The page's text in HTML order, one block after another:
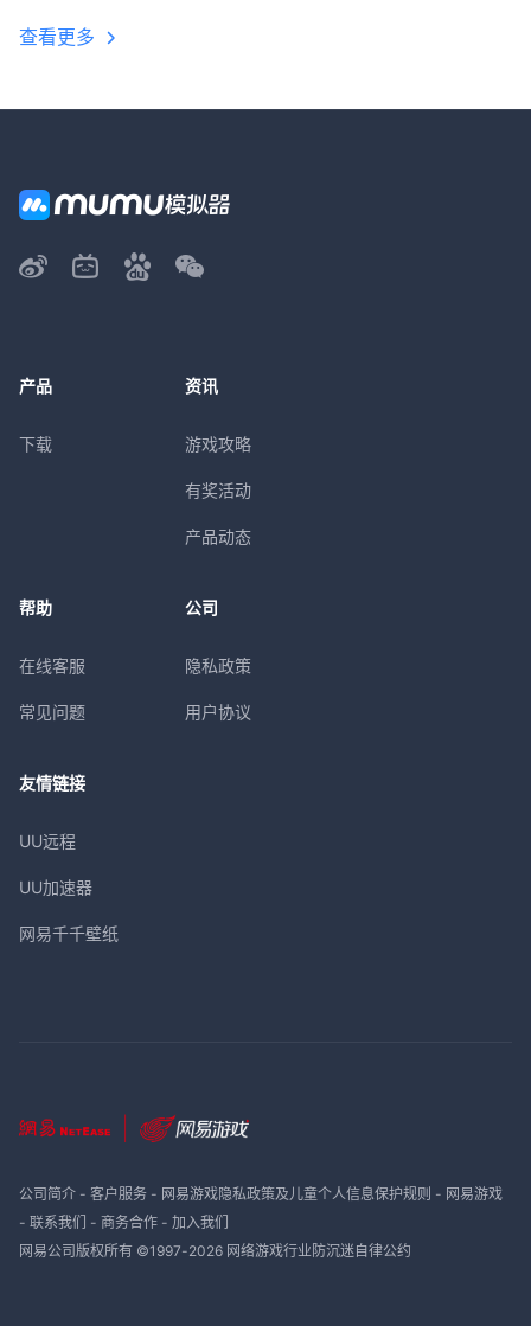
查看更多
产品
下载
资讯
游戏攻略
有奖活动
产品动态
帮助
在线客服
常见问题
公司
隐私政策
用户协议
友情链接
UU远程
UU加速器
网易千千壁纸
公司简介- 客户服务- 网易游戏隐私政策及儿童个人信息保护规则 - 网易游戏
- 联系我们 - 商务合作- 加入我们
网易公司版权所有 ©1997-2026 网络游戏行业防沉迷自律公约